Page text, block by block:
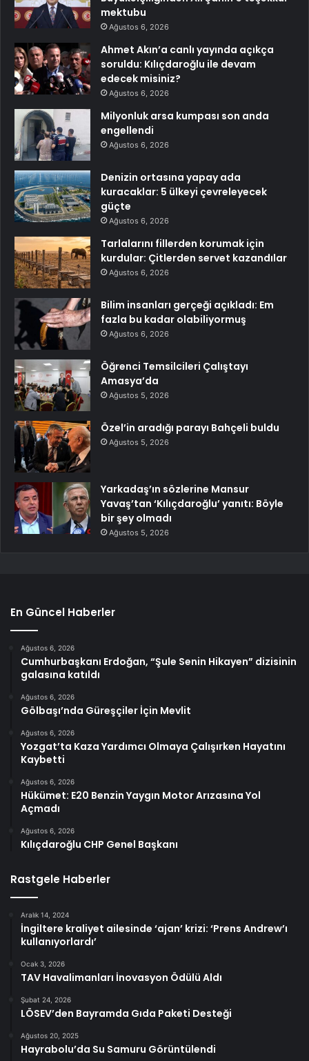
mektubu
Ağustos 6, 2026
Ahmet Akın’a canlı yayında açıkça
soruldu: Kılıçdaroğlu ile devam
edecek misiniz?
Ağustos 6, 2026
Milyonluk arsa kumpası son anda
engellendi
Ağustos 6, 2026
Denizin ortasına yapay ada
kuracaklar: 5 ülkeyi çevreleyecek
güçte
Ağustos 6, 2026
Tarlalarını fillerden korumak için
kurdular: Çitlerden servet kazandılar
Ağustos 6, 2026
Bilim insanları gerçeği açıkladı: Em
fazla bu kadar olabiliyormuş
Ağustos 6, 2026
Öğrenci Temsilcileri Çalıştayı
Amasya’da
Ağustos 5, 2026
Özel’in aradığı parayı Bahçeli buldu
Ağustos 5, 2026
Yarkadaş’ın sözlerine Mansur
Yavaş’tan ‘Kılıçdaroğlu’ yanıtı: Böyle
bir şey olmadı
Ağustos 5, 2026
En Güncel Haberler
Ağustos 6, 2026
Cumhurbaşkanı Erdoğan, “Şule Senin Hikayen” dizisinin
galasına katıldı
Ağustos 6, 2026
Gölbaşı’nda Güreşçiler İçin Mevlit
Ağustos 6, 2026
Yozgat’ta Kaza Yardımcı Olmaya Çalışırken Hayatını
Kaybetti
Ağustos 6, 2026
Hükümet: E20 Benzin Yaygın Motor Arızasına Yol
Açmadı
Ağustos 6, 2026
Kılıçdaroğlu CHP Genel Başkanı
Rastgele Haberler
Aralık 14, 2024
İngiltere kraliyet ailesinde ‘ajan’ krizi: ‘Prens Andrew’ı
kullanıyorlardı’
Ocak 3, 2026
TAV Havalimanları İnovasyon Ödülü Aldı
Şubat 24, 2026
LÖSEV’den Bayramda Gıda Paketi Desteği
Ağustos 20, 2025
Hayrabolu’da Su Samuru Görüntülendi